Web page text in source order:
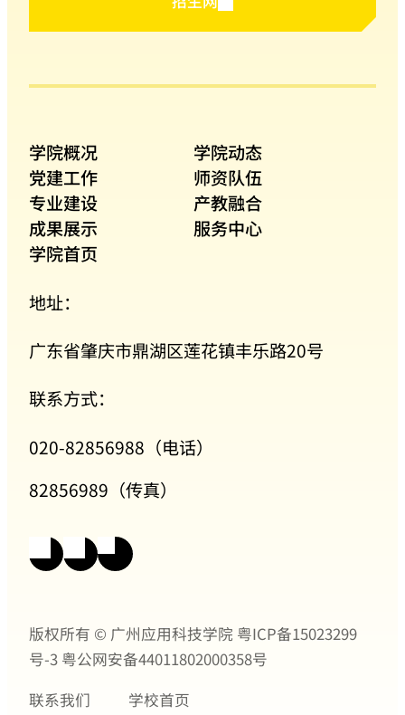
地址：
广东省肇庆市鼎湖区莲花镇丰乐路20号
联系方式：
020-82856988（电话）
82856989（传真）
学院概况
学院动态
党建工作
师资队伍
专业建设
产教融合
成果展示
服务中心
学院首页
版权所有 © 广州应用科技学院 粤ICP备15023299
号-3 粤公网安备44011802000358号
联系我们
学校首页